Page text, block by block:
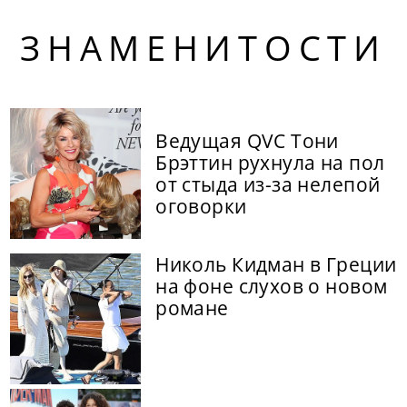
ЗНАМЕНИТОСТИ
Ведущая QVC Тони
Брэттин рухнула на пол
от стыда из-за нелепой
оговорки
Николь Кидман в Греции
на фоне слухов о новом
романе